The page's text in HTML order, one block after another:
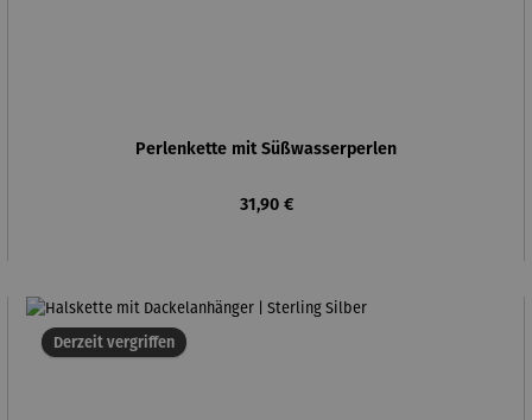
Perlenkette mit Süßwasserperlen
Regulärer Preis:
31,90 €
Derzeit vergriffen